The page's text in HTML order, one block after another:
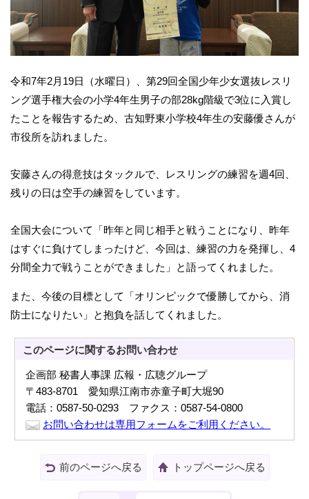
令和7年2月19日（水曜日）、第29回全国少年少女選抜レスリ
ング選手権大会の小学4年生男子の部28kg階級で3位に入賞し
たことを報告するため、古知野東小学校4年生の安藤優さんが
市役所を訪れました。
安藤さんの得意技はタックルで、レスリングの練習を週4回、
残りの日は空手の練習をしています。
全国大会について「昨年と同じ相手と戦うことになり、昨年
はすぐに負けてしまったけど、今回は、練習の力を発揮し、4
分間全力で戦うことができました」と語ってくれました。
また、今後の目標として「オリンピックで優勝してから、消
防士になりたい」と抱負を話してくれました。
このページに関するお問い合わせ
企画部 秘書人事課 広報・広聴グループ
〒483-8701 愛知県江南市赤童子町大堀90
電話：0587-50-0293 ファクス：0587-54-0800
お問い合わせは専用フォームをご利用ください。
前のページへ戻る トップページへ戻る